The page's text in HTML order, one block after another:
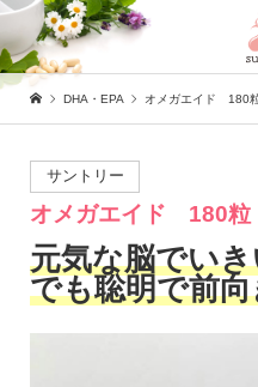
DHA・EPA オメガエイド 180
サントリー
オメガエイド 180
元気な脳でい
でも聡明で前